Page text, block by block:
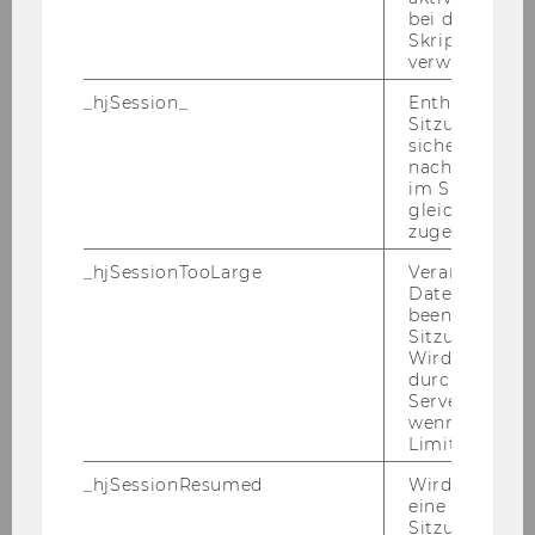
len­de Zeit ein­ge­stellt wer­den. Wei­ters wei­sen
wir dar­auf­hin, dass die Wie­der­be­stel­lung von
Per­so­nen, die be­reits eine Stel­le als wis­sen­
schaft­li­cher Mit­ar­bei­ter/wis­sen­schaft­li­che Mit­
ar­bei­te­rin inne hat­ten, aus recht­li­chen Grün­
Not­wen­di­ge Kennt­nis­se und Qua­li­fi­ka­tio­nen:
Ab­ge­schlos­se­nes Stu­di­um der Volks­wirt­
schafts­leh­re und/oder Sozial-​ und Wirt­schafts­
wis­sen­schaf­ten bzw. gleich­zu­hal­ten­de Qua­li­fi­
Er­wünsch­te Kennt­nis­se und Qua­li­fi­ka­tio­nen:
Fä­hig­keit zu selb­stän­di­ger wis­sen­schaft­li­cher
Ar­beit, ins­be­son­de­re im Be­reich Ein­kom­mens­
ver­tei­lung und öf­fent­li­che Fi­nanz­po­li­tik; gute
Kennt­nis­se im em­pi­ri­schen Ar­bei­ten; Be­reit­
schaft zur Mit­ar­beit im Lehr­be­trieb sowie im
bei der
verwendet
_hjSession_
Enthält die
sicher, dass
im
gleichen
zugeordnet
_hjSessionTooLarge
Veranlasst
beenden,
Sitzung zu
Wird
durch ein
Servers
wenn die
Limit
_hjSessionResumed
Wird gesetzt,
eine
Sitzung/